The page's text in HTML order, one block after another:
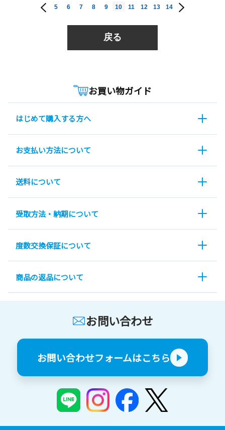
5 6 7 8 9 10 11 12 13 14
戻る
お買い物ガイド
はじめて購入する方へ
お支払い方法について
送料について
受取方法・納期について
度数交換保証について
商品の返品について
お問い合わせ
お問い合わせフォームはこちら